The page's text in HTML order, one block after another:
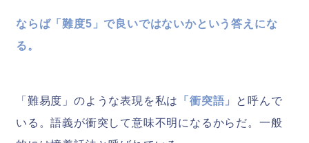
ならば「難度5」で良いではないかという答えにな
る。
「難易度」のような表現を私は 「衝突語」
と呼んで
いる。語義が衝突して意味不明になるからだ。一般